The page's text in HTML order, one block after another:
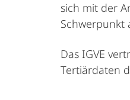
sich mit der
Schwerpunkt
Das IGVE
Tertiärdaten